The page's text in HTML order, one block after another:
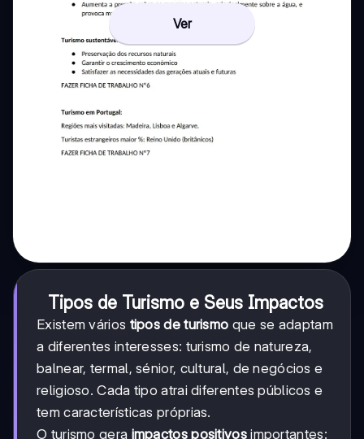
Ver
Tipos de Turismo e Seus Impactos
Existem vários tipos de turismo que se adaptam
a diferentes interesses: turismo de natureza,
balnear, termal, sénior, cultural, de negócios e
religioso. Cada tipo atrai diferentes públicos e
tem características próprias.
O turismo gera impactos positivosimportantes: